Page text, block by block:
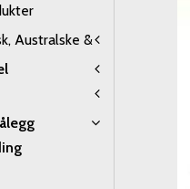
Australske &